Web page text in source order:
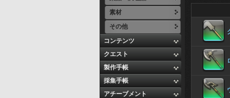
素材
その他
コンテンツ
クエスト
製作手帳
採集手帳
アチーブメント